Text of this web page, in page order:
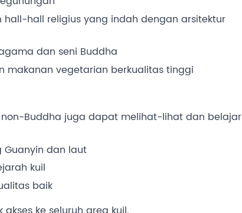
hall-hall religius yang indah dengan arsitektur
dan seni Buddha
makanan vegetarian berkualitas tinggi
Buddha juga dapat melihat-lihat dan belajar
dan laut
kuil
baik